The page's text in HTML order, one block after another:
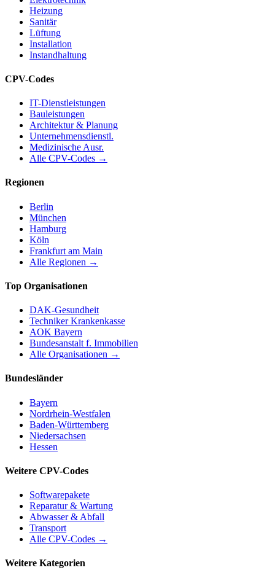
Heizung
Sanitär
Lüftung
Installation
Instandhaltung
CPV-Codes
IT-Dienstleistungen
Bauleistungen
Architektur & Planung
Unternehmensdienstl.
Medizinische Ausr.
Alle CPV-Codes →
Regionen
Berlin
München
Hamburg
Köln
Frankfurt am Main
Alle Regionen →
Top Organisationen
DAK-Gesundheit
Techniker Krankenkasse
AOK Bayern
Bundesanstalt f. Immobilien
Alle Organisationen →
Bundesländer
Bayern
Nordrhein-Westfalen
Baden-Württemberg
Niedersachsen
Hessen
Weitere CPV-Codes
Softwarepakete
Reparatur & Wartung
Abwasser & Abfall
Transport
Alle CPV-Codes →
Weitere Kategorien